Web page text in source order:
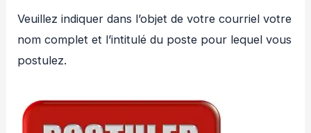
Veuillez indiquer dans l’objet de votre courriel votre
nom complet et l’intitulé du poste pour lequel vous
postulez.